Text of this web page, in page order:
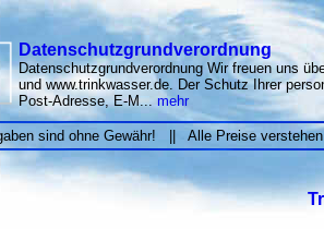
Datenschutzgrundverordnung
Datenschutzgrundverordnung Wir freuen uns
und www.trinkwasser.de. Der Schutz Ihrer
Post-Adresse, E-M... mehr
sind ohne Gewähr! || Alle Preise